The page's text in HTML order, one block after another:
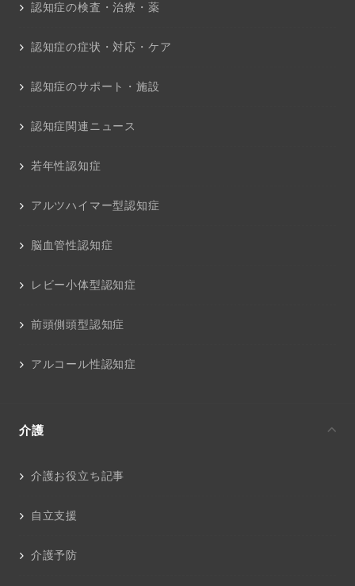
認知症の検査・治療・薬
認知症の症状・対応・ケア
認知症のサポート・施設
認知症関連ニュース
若年性認知症
アルツハイマー型認知症
脳血管性認知症
レビー小体型認知症
前頭側頭型認知症
アルコール性認知症
介護
介護お役立ち記事
自立支援
介護予防